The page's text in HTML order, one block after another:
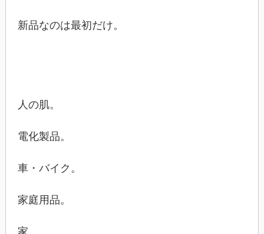
新品なのは最初だけ。
人の肌。
電化製品。
車・バイク。
家庭用品。
家。